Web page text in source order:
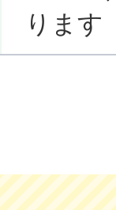
ります